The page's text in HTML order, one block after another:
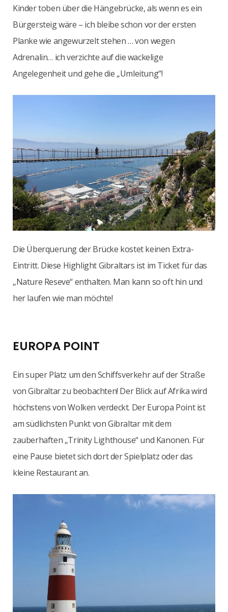
Kinder toben über die Hängebrücke, als wenn es ein
Bürgersteig wäre – ich bleibe schon vor der ersten
Planke wie angewurzelt stehen … von wegen
Adrenalin… ich verzichte auf die wackelige
Angelegenheit und gehe die „Umleitung“!
Die Überquerung der Brücke kostet keinen Extra-
Eintritt. Diese Highlight Gibraltars ist im Ticket für das
„Nature Reseve“ enthalten. Man kann so oft hin und
her laufen wie man möchte!
EUROPA POINT
Ein super Platz um den Schiffsverkehr auf der Straße
von Gibraltar zu beobachten! Der Blick auf Afrika wird
höchstens von Wolken verdeckt. Der Europa Point ist
am südlichsten Punkt von Gibraltar mit dem
zauberhaften „Trinity Lighthouse“ und Kanonen. Für
eine Pause bietet sich dort der Spielplatz oder das
kleine Restaurant an.